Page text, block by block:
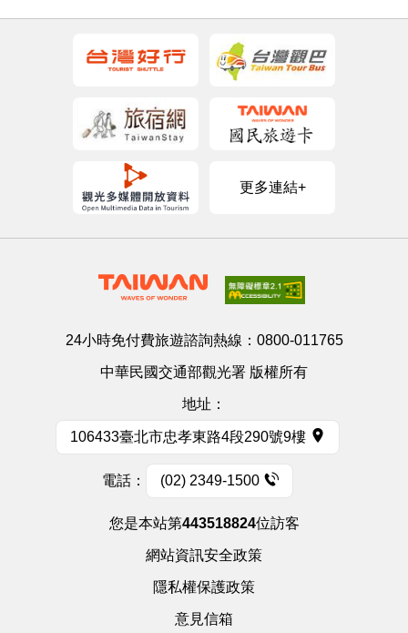
更多連結+
24小時免付費旅遊諮詢熱線： 0800-011765
中華民國交通部觀光署 版權所有
地址：
106433臺北市忠孝東路4段290號9樓
電話： (02) 2349-1500
您是本站第443518824位訪客
網站資訊安全政策
隱私權保護政策
意見信箱